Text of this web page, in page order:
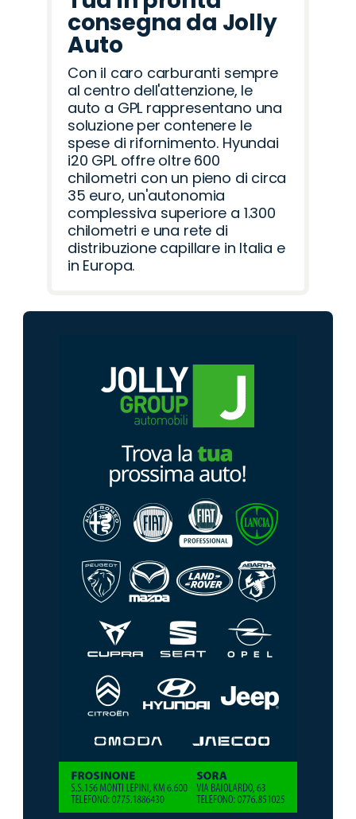
consegna da Jolly
Auto
Con il caro carburanti sempre
al centro dell'attenzione, le
auto a GPL rappresentano una
soluzione per contenere le
spese di rifornimento. Hyundai
i20 GPL offre oltre 600
chilometri con un pieno di circa
35 euro, un'autonomia
complessiva superiore a 1.300
chilometri e una rete di
distribuzione capillare in Italia e
in Europa.